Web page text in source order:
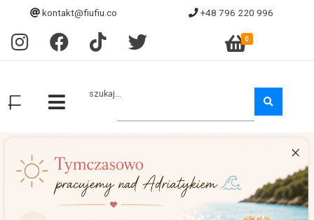
kontakt@fiufiu.co +48 796 220 996
0
szukaj...